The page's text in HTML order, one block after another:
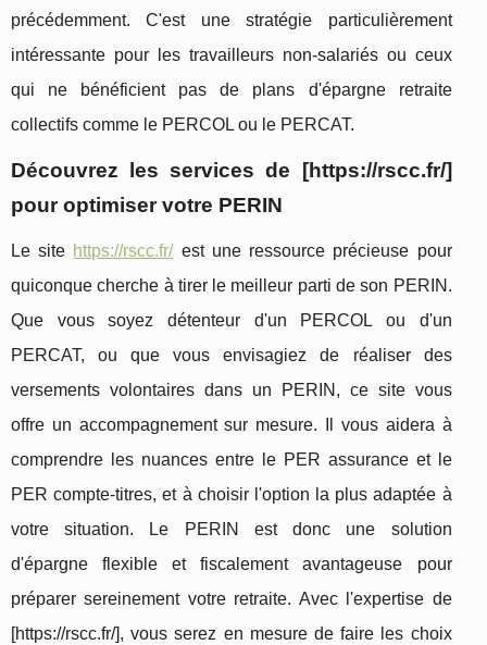
précédemment. C'est une stratégie particulièrement
intéressante pour les travailleurs non-salariés ou ceux
qui ne bénéficient pas de plans d'épargne retraite
collectifs comme le PERCOL ou le PERCAT.
Découvrez les services de [https://rscc.fr/]
pour optimiser votre PERIN
Le site https://rscc.fr/est une ressource précieuse pour
quiconque cherche à tirer le meilleur parti de son PERIN.
Que vous soyez détenteur d'un PERCOL ou d'un
PERCAT, ou que vous envisagiez de réaliser des
versements volontaires dans un PERIN, ce site vous
offre un accompagnement sur mesure. Il vous aidera à
comprendre les nuances entre le PER assurance et le
PER compte-titres, et à choisir l'option la plus adaptée à
votre situation. Le PERIN est donc une solution
d'épargne flexible et fiscalement avantageuse pour
préparer sereinement votre retraite. Avec l'expertise de
[https://rscc.fr/], vous serez en mesure de faire les choix